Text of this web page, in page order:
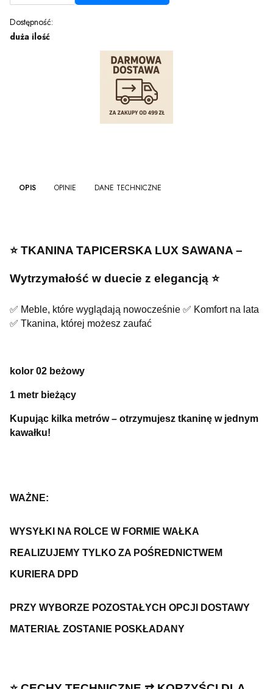
Dostępność:
duża ilość
OPIS OPINIE DANE TECHNICZNE
⭐️ TKANINA TAPICERSKA LUX SAWANA –
Wytrzymałość w duecie z elegancją ⭐️
✅ Meble, które wyglądają nowocześnie ✅ Komfort na lata
✅ Tkanina, której możesz zaufać
kolor 02 beżowy
1 metr bieżący
Kupując kilka metrów – otrzymujesz tkaninę w jednym
kawałku!
WAŻNE:
WYSYŁKI NA ROLCE W FORMIE WAŁKA
REALIZUJEMY TYLKO ZA POŚREDNICTWEM
KURIERA DPD
PRZY WYBORZE POZOSTAŁYCH OPCJI DOSTAWY
MATERIAŁ ZOSTANIE POSKŁADANY